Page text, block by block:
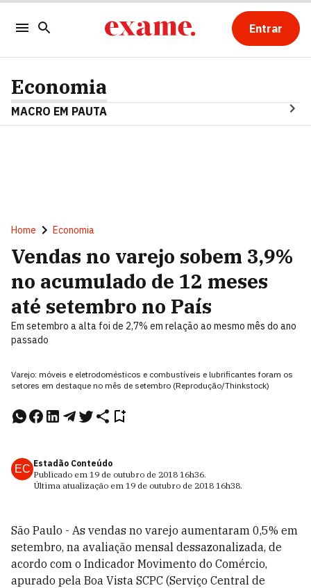
Entrar
Economia
MACRO EM PAUTA
Home Economia
Vendas no varejo sobem 3,9%
no acumulado de 12 meses
até setembro no País
Em setembro a alta foi de 2,7% em relação ao mesmo mês do ano
passado
Varejo: móveis e eletrodomésticos e combustíveis e lubrificantes foram os
setores em destaque no mês de setembro (Reprodução/Thinkstock)
EC Estadão Conteúdo
Publicado em 19 de outubro de 2018 16h36.
Última atualização em 19 de outubro de 2018 16h38.
São Paulo - As vendas no varejo aumentaram 0,5% em
setembro, na avaliação mensal dessazonalizada, de
acordo com o Indicador Movimento do Comércio,
apurado pela Boa Vista SCPC (Serviço Central de